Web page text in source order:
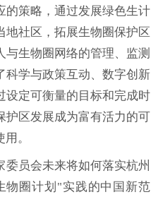
的策略，通过发展绿色生计
地社区，拓展生物圈保护区
生物圈网络的管理、监测
科学与政策互动、数字创新
设定可衡量的目标和完成时
护区发展成为富有活力的可
。
员会未来将如何落实杭州
物圈计划"实践的中国新范